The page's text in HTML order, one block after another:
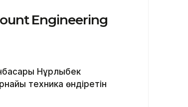
Engineering
Нұрлыбек
техника өндіретін